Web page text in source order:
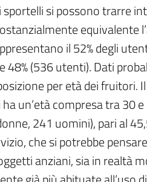
sportelli si possono trarre
equivalente
il 52% degli
(536 utenti). Dati
per età dei fruitori.
un’età compresa tra 30 e
241 uomini), pari al
che si potrebbe
anziani, sia in realtà